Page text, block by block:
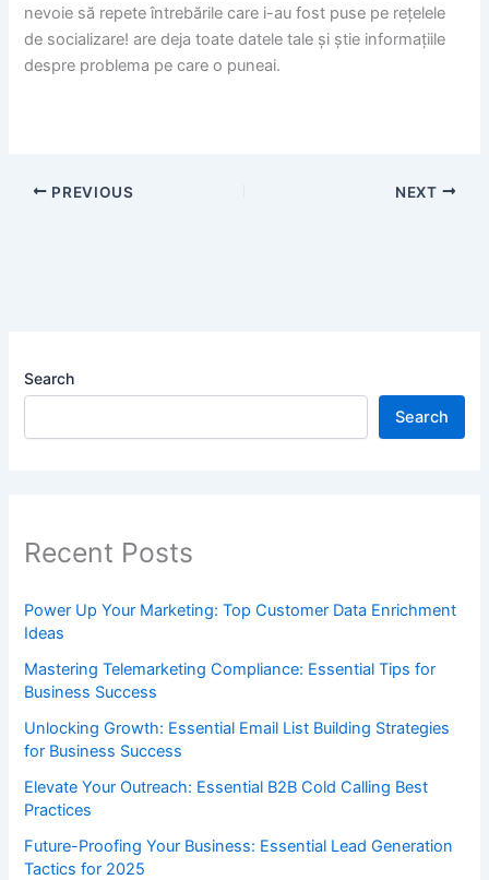
nevoie să repete întrebările care i-au fost puse pe rețelele
de socializare! are deja toate datele tale și știe informațiile
despre problema pe care o puneai.
PREVIOUS NEXT
Search
Search
Recent Posts
Power Up Your Marketing: Top Customer Data Enrichment
Ideas
Mastering Telemarketing Compliance: Essential Tips for
Business Success
Unlocking Growth: Essential Email List Building Strategies
for Business Success
Elevate Your Outreach: Essential B2B Cold Calling Best
Practices
Future-Proofing Your Business: Essential Lead Generation
Tactics for 2025